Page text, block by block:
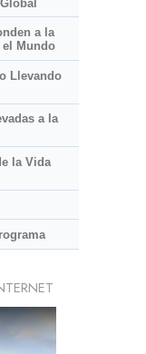
a la
el Mundo
Llevando
a la
la Vida